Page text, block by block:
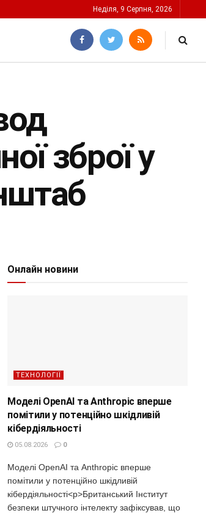
Неділя, 9 Серпня, 2026
зброї у
Онлайн новини
ТЕХНОЛОГІЇ
Моделі OpenAI та Anthropic вперше
помітили у потенційно шкідливій
кібердіяльності
05.08.2026 0
Моделі OpenAI та Anthropic вперше
помітили у потенційно шкідливій
кібердіяльності<p>Британський Інститут
безпеки штучного інтелекту зафіксував, що